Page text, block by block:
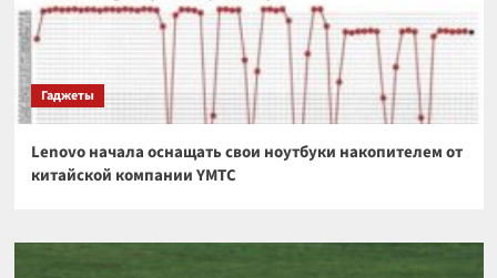
Гаджеты
Lenovo начала оснащать свои ноутбуки накопителем от
китайской компании YMTC